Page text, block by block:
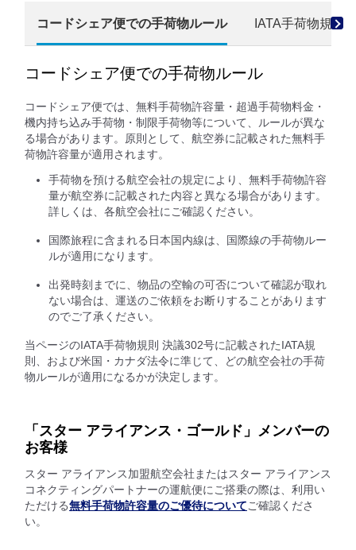
コードシェア便での手荷物ルール IATA手荷物規則
コードシェア便での手荷物ルール
コードシェア便では、無料手荷物許容量・超過手荷物料金・
機内持ち込み手荷物・制限手荷物等について、ルールが異な
る場合があります。原則として、航空券に記載された無料手
荷物許容量が適用されます。
手荷物を預ける航空会社の規定により、無料手荷物許容
量が航空券に記載された内容と異なる場合があります。
詳しくは、各航空会社にご確認ください。
国際旅程に含まれる日本国内線は、国際線の手荷物ルー
ルが適用になります。
出発時刻までに、物品の空輸の可否について確認が取れ
ない場合は、運送のご依頼をお断りすることがあります
のでご了承ください。
当ページのIATA手荷物規則 決議302号に記載されたIATA規
則、および米国・カナダ法令に準じて、どの航空会社の手荷
物ルールが適用になるかが決定します。
「スター アライアンス・ゴールド」メンバーの
お客様
スター アライアンス加盟航空会社またはスター アライアンス
コネクティングパートナーの運航便にご搭乗の際は、利用い
ただける無料手荷物許容量のご優待についてご確認くださ
い。